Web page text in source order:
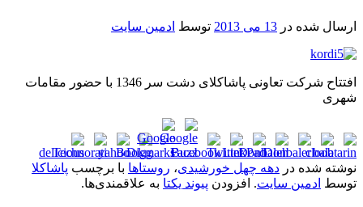
ارسال شده در 13 می 2013 توسط ادمین سایت
افتتاح شرکت تعاونی پاشاکلای دشت سر 1346 با حضور مقامات
شهری
نوشته شده در دهه چهل خورشیدی، روستاها با برچسب پاشاکلا
توسط ادمین سایت. افزودن پیوند یکتا به علاقمندی‌ها.